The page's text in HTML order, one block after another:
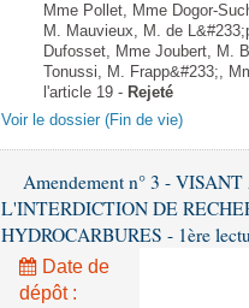
Mme Pollet, Mme Dogor-
M. Mauvieux, M. de
Dufosset, Mme Joubert, M.
Tonussi, M. Frapp&#233;,
l'article 19 - Rejeté
Voir le dossier (Fin de vie)
Amendement n° 3 -
L'INTERDICTION DE
HYDROCARBURES - 1ère
Date de
dépôt :